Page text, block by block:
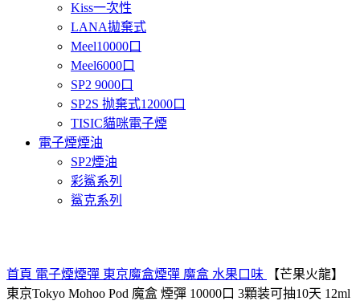
Kiss一次性
LANA拋棄式
Meel10000口
Meel6000口
SP2 9000口
SP2S 抛棄式12000口
TISIC貓咪電子煙
電子煙煙油
SP2煙油
彩鯊系列
鯊克系列
首頁 電子煙煙彈 東京魔盒煙彈 魔盒 水果口味
【芒果火龍】
東京Tokyo Mohoo Pod 魔盒 煙彈 10000口 3顆装可抽10天 12ml